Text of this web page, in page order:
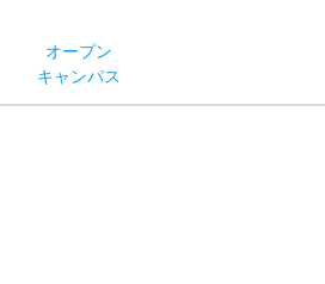
オープン
キャンパス